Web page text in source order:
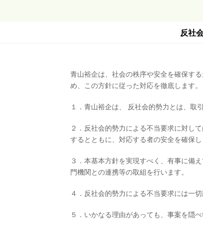
反社
青山裕企は、社会の秩序や安全を確保す
め、この方針に従った対応を徹底します。
１．青山裕企は、 反社会的勢力とは、取
２．反社会的勢力による不当要求に対し
するとともに、対応する者の安全を確保し
３．本基本方針を実現すべく、有事に備
門機関との連携等の取組を行います。
４．反社会的勢力による不当要求には一
５．いかなる理由があっても、事案を隠